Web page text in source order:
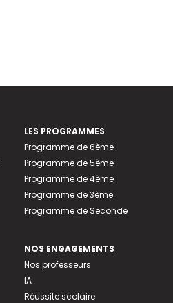
LES PROGRAMMES
Programme de 6ème
Programme de 5ème
Programme de 4ème
Programme de 3ème
Programme de Seconde
NOS ENGAGEMENTS
Nos professeurs
IA
Réussite scolaire